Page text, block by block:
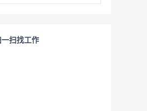
扫找工作